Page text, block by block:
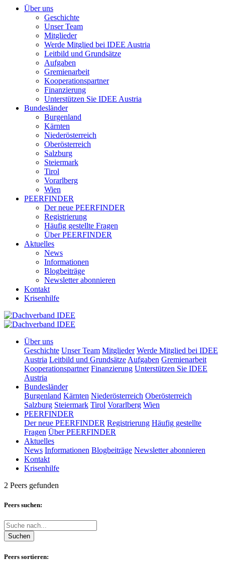
Über uns
Geschichte
Unser Team
Mitglieder
Werde Mitglied bei IDEE Austria
Leitbild und Grundsätze
Aufgaben
Gremienarbeit
Kooperationspartner
Finanzierung
Unterstützen Sie IDEE Austria
Bundesländer
Burgenland
Kärnten
Niederösterreich
Oberösterreich
Salzburg
Steiermark
Tirol
Vorarlberg
Wien
PEERFINDER
Der neue PEERFINDER
Registrierung
Häufig gestellte Fragen
Über PEERFINDER
Aktuelles
News
Informationen
Blogbeiträge
Newsletter abonnieren
Kontakt
Krisenhilfe
Über uns
Geschichte Unser Team Mitglieder Werde Mitglied bei IDEE
Austria Leitbild und Grundsätze Aufgaben Gremienarbeit
Kooperationspartner Finanzierung Unterstützen Sie IDEE
Austria
Bundesländer
Burgenland Kärnten Niederösterreich Oberösterreich
Salzburg Steiermark Tirol Vorarlberg Wien
PEERFINDER
Der neue PEERFINDER Registrierung Häufig gestellte
Fragen Über PEERFINDER
Aktuelles
News Informationen Blogbeiträge Newsletter abonnieren
Kontakt
Krisenhilfe
2 Peers gefunden
Peers suchen:
Suchen
Peers sortieren: